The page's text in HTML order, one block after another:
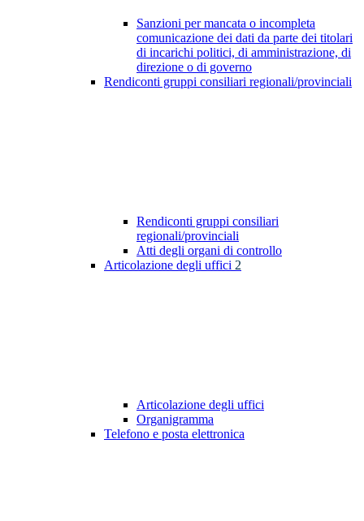
Sanzioni per mancata o incompleta
comunicazione dei dati da parte dei titolari
di incarichi politici, di amministrazione, di
direzione o di governo
Rendiconti gruppi consiliari regionali/provinciali
Rendiconti gruppi consiliari
regionali/provinciali
Atti degli organi di controllo
Articolazione degli uffici 2
Articolazione degli uffici
Organigramma
Telefono e posta elettronica